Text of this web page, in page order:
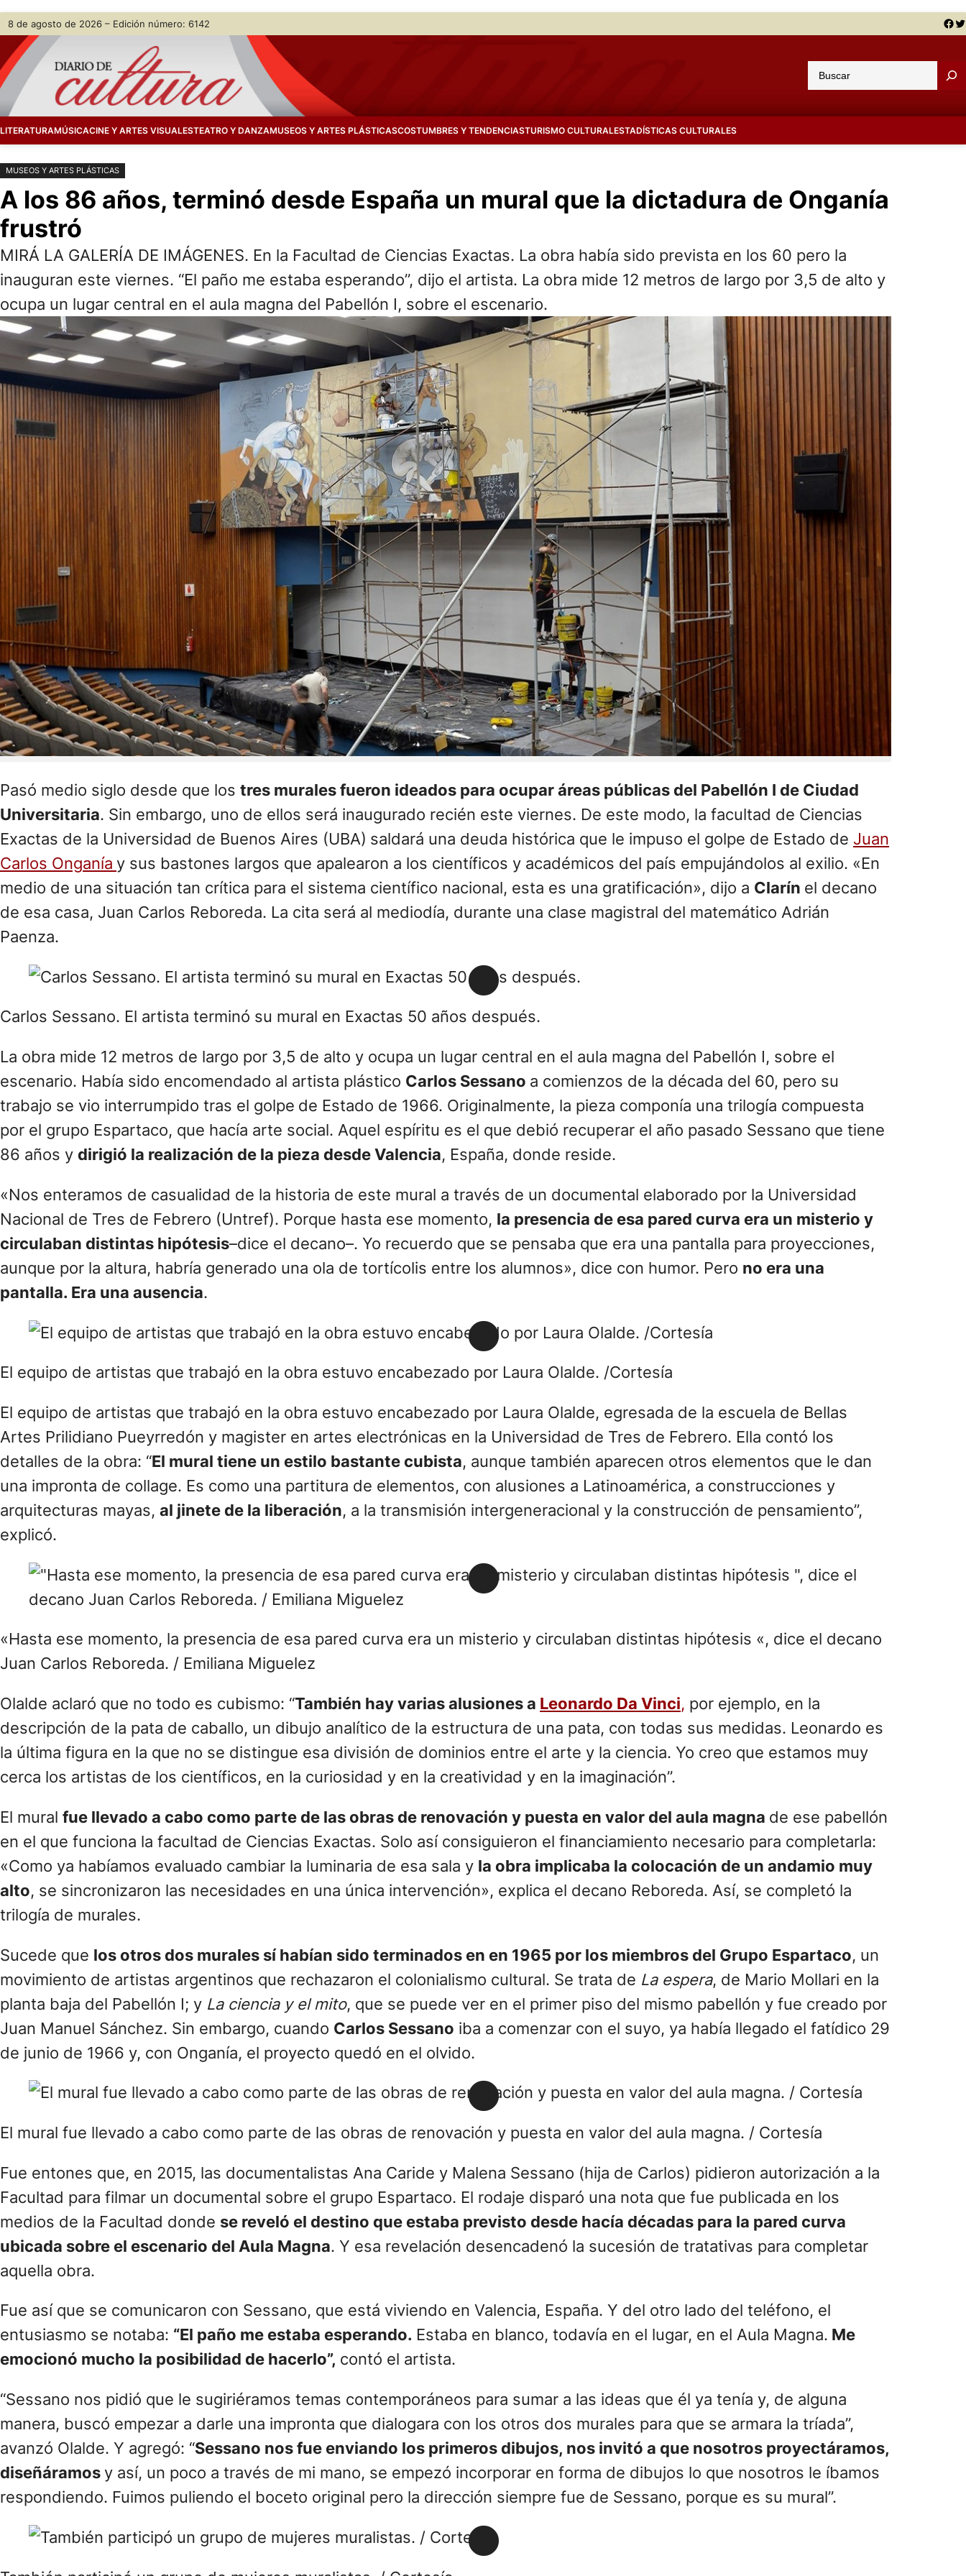
Saltar
contenido
Skip
content
8 de agosto de 2026 – Edición número: 6142 Facebook Twitter
u
a
LITERATURAMÚSICACINE Y ARTES VISUALESTEATRO Y DANZAMUSEOS Y ARTES PLÁSTICASCOSTUMBRES Y TENDENCIASTURISMO CULTURALESTADÍSTICAS CULTURALES
MUSEOS Y ARTES PLÁSTICAS
A los 86 años, terminó desde España un mural que la dictadura de Onganía
frustró
MIRÁ LA GALERÍA DE IMÁGENES. En la Facultad de Ciencias Exactas. La obra había sido prevista en los 60 pero la
inauguran este viernes. “El paño me estaba esperando”, dijo el artista. La obra mide 12 metros de largo por 3,5 de alto y
ocupa un lugar central en el aula magna del Pabellón I, sobre el escenario.
Pasó medio siglo desde que los tres murales fueron ideados para ocupar áreas públicas del Pabellón I de Ciudad
Universitaria. Sin embargo, uno de ellos será inaugurado recién este viernes. De este modo, la facultad de Ciencias
Exactas de la Universidad de Buenos Aires (UBA) saldará una deuda histórica que le impuso el golpe de Estado de Juan
Carlos Onganía y sus bastones largos que apalearon a los científicos y académicos del país empujándolos al exilio. «En
medio de una situación tan crítica para el sistema científico nacional, esta es una gratificación», dijo a Clarín el decano
de esa casa, Juan Carlos Reboreda. La cita será al mediodía, durante una clase magistral del matemático Adrián
Paenza.
Carlos Sessano. El artista terminó su mural en Exactas 50 años después.
La obra mide 12 metros de largo por 3,5 de alto y ocupa un lugar central en el aula magna del Pabellón I, sobre el
escenario. Había sido encomendado al artista plástico Carlos Sessano a comienzos de la década del 60, pero su
trabajo se vio interrumpido tras el golpe de Estado de 1966. Originalmente, la pieza componía una trilogía compuesta
por el grupo Espartaco, que hacía arte social. Aquel espíritu es el que debió recuperar el año pasado Sessano que tiene
86 años y dirigió la realización de la pieza desde Valencia, España, donde reside.
«Nos enteramos de casualidad de la historia de este mural a través de un documental elaborado por la Universidad
Nacional de Tres de Febrero (Untref). Porque hasta ese momento, la presencia de esa pared curva era un misterio y
circulaban distintas hipótesis–dice el decano–. Yo recuerdo que se pensaba que era una pantalla para proyecciones,
aunque por la altura, habría generado una ola de tortícolis entre los alumnos», dice con humor. Pero no era una
pantalla. Era una ausencia.
El equipo de artistas que trabajó en la obra estuvo encabezado por Laura Olalde. /Cortesía
El equipo de artistas que trabajó en la obra estuvo encabezado por Laura Olalde, egresada de la escuela de Bellas
Artes Prilidiano Pueyrredón y magister en artes electrónicas en la Universidad de Tres de Febrero. Ella contó los
detalles de la obra: “El mural tiene un estilo bastante cubista, aunque también aparecen otros elementos que le dan
una impronta de collage. Es como una partitura de elementos, con alusiones a Latinoamérica, a construcciones y
arquitecturas mayas, al jinete de la liberación, a la transmisión intergeneracional y la construcción de pensamiento”,
explicó.
«Hasta ese momento, la presencia de esa pared curva era un misterio y circulaban distintas hipótesis «, dice el decano
Juan Carlos Reboreda. / Emiliana Miguelez
Olalde aclaró que no todo es cubismo: “También hay varias alusiones a Leonardo Da Vinci, por ejemplo, en la
descripción de la pata de caballo, un dibujo analítico de la estructura de una pata, con todas sus medidas. Leonardo es
la última figura en la que no se distingue esa división de dominios entre el arte y la ciencia. Yo creo que estamos muy
cerca los artistas de los científicos, en la curiosidad y en la creatividad y en la imaginación”.
El mural fue llevado a cabo como parte de las obras de renovación y puesta en valor del aula magna de ese pabellón
en el que funciona la facultad de Ciencias Exactas. Solo así consiguieron el financiamiento necesario para completarla:
«Como ya habíamos evaluado cambiar la luminaria de esa sala y la obra implicaba la colocación de un andamio muy
alto, se sincronizaron las necesidades en una única intervención», explica el decano Reboreda. Así, se completó la
trilogía de murales.
Sucede que los otros dos murales sí habían sido terminados en en 1965 por los miembros del Grupo Espartaco, un
movimiento de artistas argentinos que rechazaron el colonialismo cultural. Se trata de La espera, de Mario Mollari en la
planta baja del Pabellón I; y La ciencia y el mito, que se puede ver en el primer piso del mismo pabellón y fue creado por
Juan Manuel Sánchez. Sin embargo, cuando Carlos Sessano iba a comenzar con el suyo, ya había llegado el fatídico 29
de junio de 1966 y, con Onganía, el proyecto quedó en el olvido.
El mural fue llevado a cabo como parte de las obras de renovación y puesta en valor del aula magna. / Cortesía
Fue entones que, en 2015, las documentalistas Ana Caride y Malena Sessano (hija de Carlos) pidieron autorización a la
Facultad para filmar un documental sobre el grupo Espartaco. El rodaje disparó una nota que fue publicada en los
medios de la Facultad donde se reveló el destino que estaba previsto desde hacía décadas para la pared curva
ubicada sobre el escenario del Aula Magna. Y esa revelación desencadenó la sucesión de tratativas para completar
aquella obra.
Fue así que se comunicaron con Sessano, que está viviendo en Valencia, España. Y del otro lado del teléfono, el
entusiasmo se notaba: “El paño me estaba esperando. Estaba en blanco, todavía en el lugar, en el Aula Magna. Me
emocionó mucho la posibilidad de hacerlo”, contó el artista.
“Sessano nos pidió que le sugiriéramos temas contemporáneos para sumar a las ideas que él ya tenía y, de alguna
manera, buscó empezar a darle una impronta que dialogara con los otros dos murales para que se armara la tríada”,
avanzó Olalde. Y agregó: “Sessano nos fue enviando los primeros dibujos, nos invitó a que nosotros proyectáramos,
diseñáramos y así, un poco a través de mi mano, se empezó incorporar en forma de dibujos lo que nosotros le íbamos
respondiendo. Fuimos puliendo el boceto original pero la dirección siempre fue de Sessano, porque es su mural”.